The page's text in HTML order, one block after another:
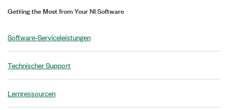
Getting the Most from Your NI Software
Software-Serviceleistungen
Technischer Support
Lernressourcen